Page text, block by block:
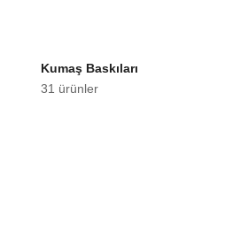
Kumaş Baskıları
31 ürünler